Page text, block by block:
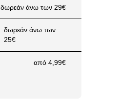
δωρεάν άνω των 29€
δωρεάν άνω των
25€
από 4,99€